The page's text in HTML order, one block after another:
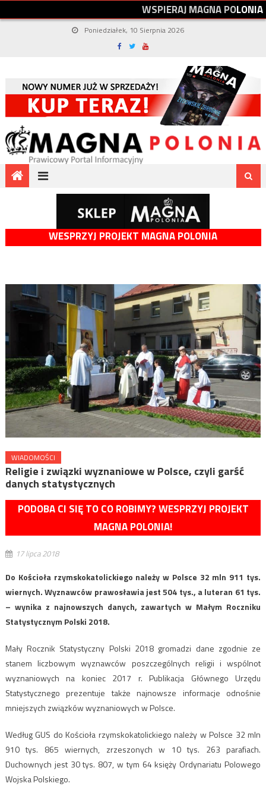
WSPIERAJMAGNAPOLONIA
Poniedziałek, 10 Sierpnia 2026
WESPRZYJ PROJEKT MAGNA POLONIA
WIADOMOŚCI
Religie i związki wyznaniowe w Polsce, czyli garść
danych statystycznych
PODOBA CI SIĘ TO CO ROBIMY? WESPRZYJ PROJEKT
MAGNA POLONIA!
17 lipca 2018
Do Kościoła rzymskokatolickiego należy w Polsce 32 mln 911 tys.
wiernych. Wyznawców prawosławia jest 504 tys., a luteran 61 tys.
– wynika z najnowszych danych, zawartych w Małym Roczniku
Statystycznym Polski 2018.
Mały Rocznik Statystyczny Polski 2018 gromadzi dane zgodnie ze
stanem liczbowym wyznawców poszczególnych religii i wspólnot
wyznaniowych na koniec 2017 r. Publikacja Głównego Urzędu
Statystycznego prezentuje także najnowsze informacje odnośnie
mniejszych związków wyznaniowych w Polsce.
Według GUS do Kościoła rzymskokatolickiego należy w Polsce 32 mln
910 tys. 865 wiernych, zrzeszonych w 10 tys. 263 parafiach.
Duchownych jest 30 tys. 807, w tym 64 księży Ordynariatu Polowego
Wojska Polskiego.